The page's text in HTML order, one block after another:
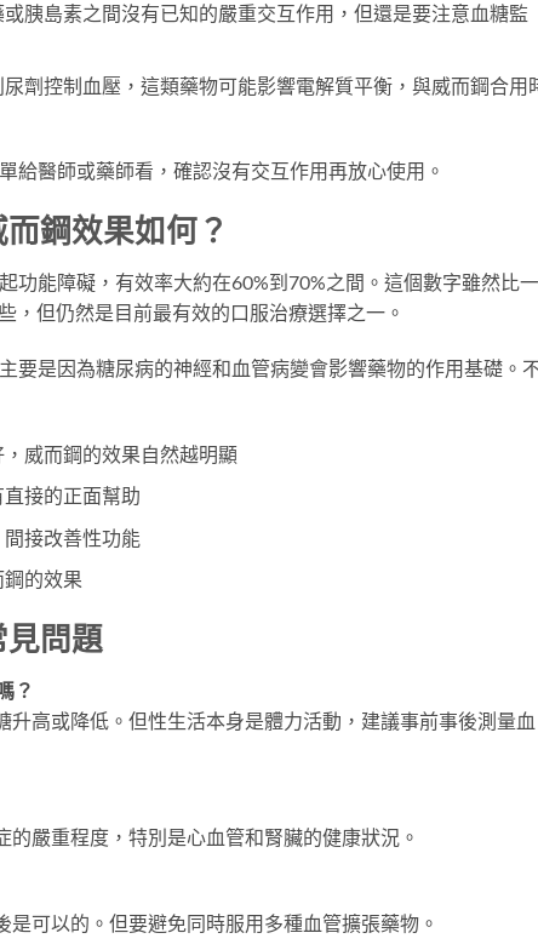
胰島素之間沒有已知的嚴重交互作用，但還是要注意血糖監
劑控制血壓，這類藥物可能影響電解質平衡，與威而鋼合用
給醫師或藥師看，確認沒有交互作用再放心使用。
鋼效果如何？
功能障礙，有效率大約在60%到70%之間。這個數字雖然比
，但仍然是目前最有效的口服治療選擇之一。
要是因為糖尿病的神經和血管病變會影響藥物的作用基礎。
威而鋼的效果自然越明顯
接的正面幫助
接改善性功能
的效果
見問題
？
高或降低。但性生活本身是體力活動，建議事前事後測量血
嚴重程度，特別是心血管和腎臟的健康狀況。
可以的。但要避免同時服用多種血管擴張藥物。